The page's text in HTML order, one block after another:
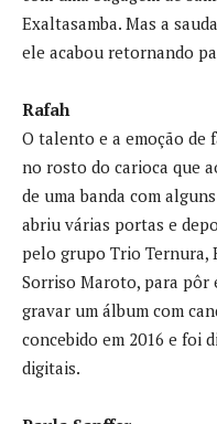
Exaltasamba. Mas a
ele acabou retornando
Rafah
O talento e a emoção de
no rosto do carioca que
de uma banda com
abriu várias portas e
pelo grupo Trio Ternura,
Sorriso Maroto, para pôr
gravar um álbum com
concebido em 2016 e foi
digitais.